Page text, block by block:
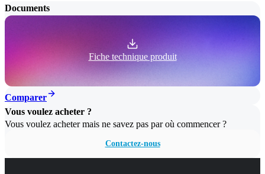
Documents
Fiche technique produit
Comparer
Vous voulez acheter ?
Vous voulez acheter mais ne savez pas par où commencer ?
Contactez-nous